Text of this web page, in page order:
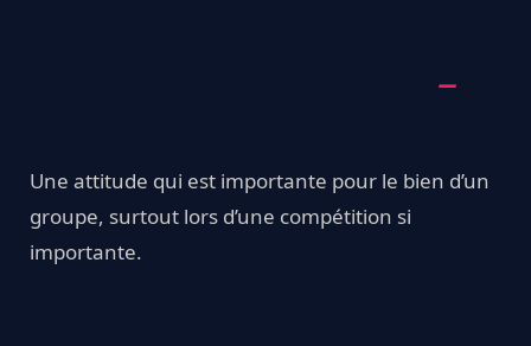
Une attitude qui est importante pour le bien d’un
groupe, surtout lors d’une compétition si
importante.